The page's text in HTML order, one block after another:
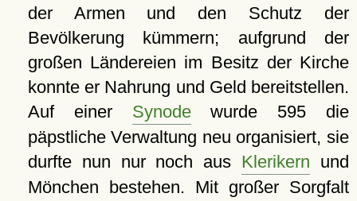
der Armen und den Schutz der
Bevölkerung kümmern; aufgrund der
großen Ländereien im Besitz der Kirche
konnte er Nahrung und Geld bereitstellen.
Auf einer Synodewurde 595 die
päpstliche Verwaltung neu organisiert, sie
durfte nun nur noch aus Klerikern und
Mönchen bestehen. Mit großer Sorgfalt